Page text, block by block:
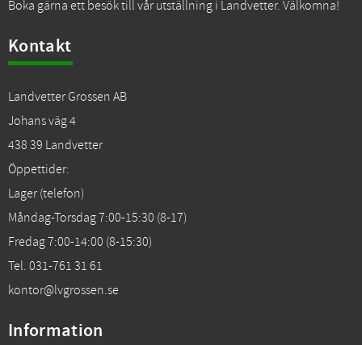
Boka gärna ett besök till vår utställning i Landvetter. Välkomna!
Kontakt
Landvetter Grossen AB
Johans väg 4
438 39 Landvetter
Öppettider:
Lager (telefon)
Måndag-Torsdag 7:00-15:30 (8-17)
Fredag 7:00-14:00 (8-15:30)
Tel. 031-761 31 61
kontor@lvgrossen.se
Information